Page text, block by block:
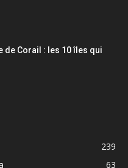
de Corail : les 10 îles qui
239
63